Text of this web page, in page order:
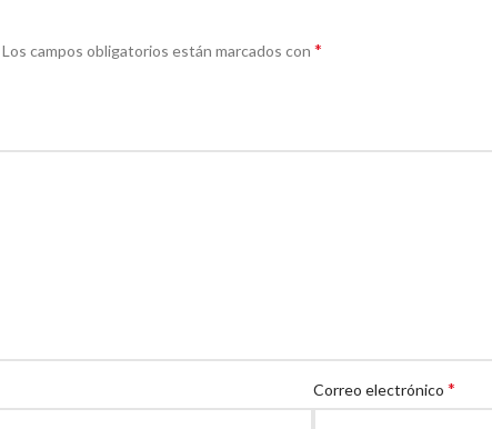
Los campos obligatorios están marcados con *
Correo electrónico *